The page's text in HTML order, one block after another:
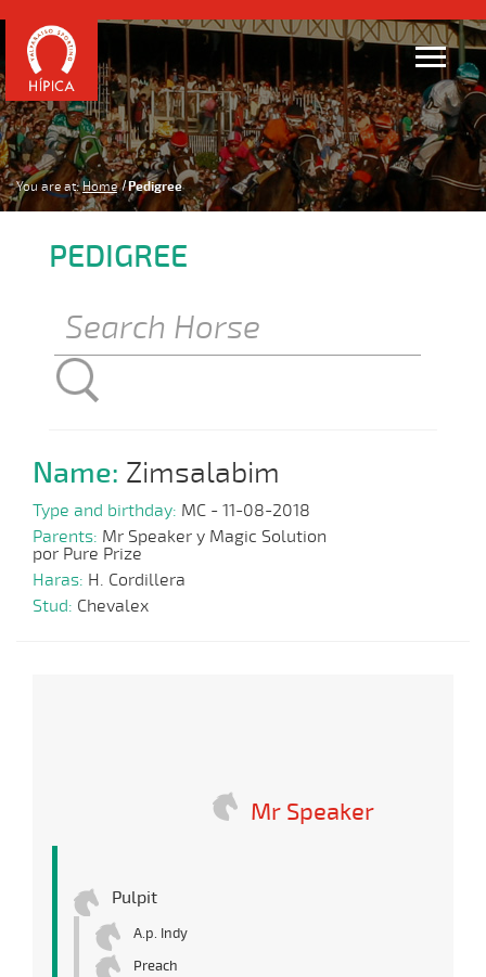
You are at: Home Pedigree
PEDIGREE
Name: Zimsalabim
Type and birthday: MC - 11-08-2018
Parents: Mr Speaker y Magic Solution
por Pure Prize
Haras: H. Cordillera
Stud: Chevalex
Mr Speaker
Pulpit
A.p. Indy
Preach